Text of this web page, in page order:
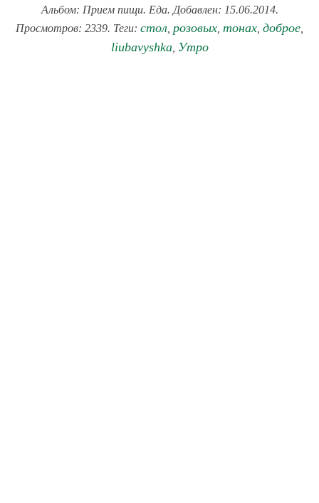
Альбом: Прием пищи. Еда. Добавлен: 15.06.2014.
Просмотров: 2339. Теги: стол розовых тонах доброе
liubavyshka, Утро